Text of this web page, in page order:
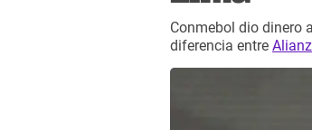
Conmebol dio dinero
diferencia entre